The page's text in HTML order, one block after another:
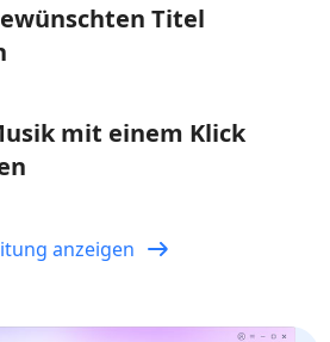
Titel
mit einem Klick
anzeigen